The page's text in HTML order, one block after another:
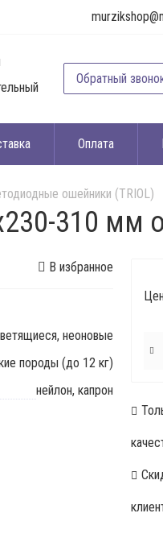
Обратный
Оплата
ошейники (TRIOL)
310 мм
В избранное
неоновые
породы (до 12 кг)
нейлон, капрон